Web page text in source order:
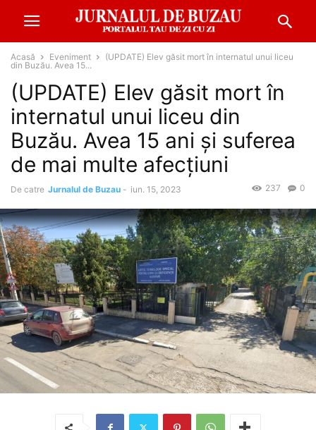
Acasă Eveniment
(UPDATE) Elev găsit mort în internatul unui liceu
din Buzău. Avea 15...
(UPDATE) Elev găsit mort în
internatul unui liceu din
Buzău. Avea 15 ani și suferea
de mai multe afecțiuni
De catre Jurnalul de Buzau - iun. 15, 2023 0
237